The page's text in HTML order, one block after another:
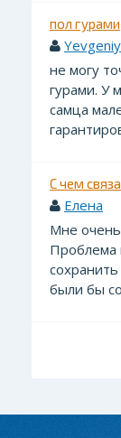
пол гурами
не могу
гурами. У
самца
С чем
Елена
Мне
Проблема
были бы